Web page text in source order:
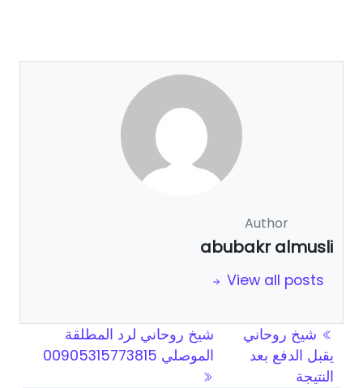
Author
abubakr almusli
View all posts
Post navigation
شيخ روحاني
يقبل الدفع بعد
النتيجة
شيخ روحاني لرد المطلقة
الموصلي 00905315773815